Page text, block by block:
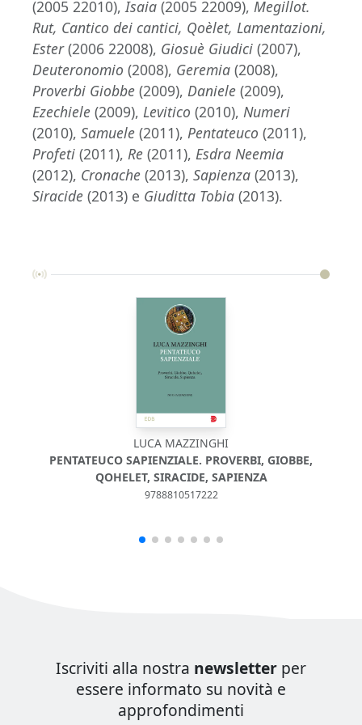
(2005 22010),Isaia (2005 22009), Megillot.
Rut, Cantico dei cantici, Qoèlet, Lamentazioni,
Ester(2006 22008), Giosuè Giudici (2007),
Deuteronomio (2008), Geremia (2008),
Proverbi Giobbe (2009), Daniele (2009),
Ezechiele (2009), Levitico (2010), Numeri
(2010), Samuele (2011), Pentateuco (2011),
Profeti (2011), Re (2011), Esdra Neemia
(2012), Cronache (2013), Sapienza (2013),
Siracide (2013) e Giuditta Tobia (2013).
LUCA MAZZINGHI
PENTATEUCO SAPIENZIALE. PROVERBI, GIOBBE,
QOHELET, SIRACIDE, SAPIENZA
9788810517222
Iscriviti alla nostra newsletter per
essere informato su novità e
approfondimenti